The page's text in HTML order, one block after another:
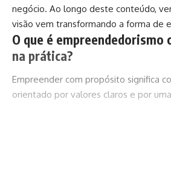
negócio. Ao longo deste conteúdo,
visão vem transformando a forma de
O que é empreendedorismo
na prática?
Empreender com propósito significa
orientado por valores claros e por